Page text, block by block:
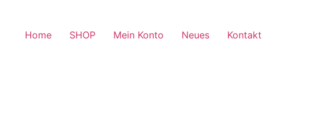
Home SHOP Mein Konto Neues Kontakt